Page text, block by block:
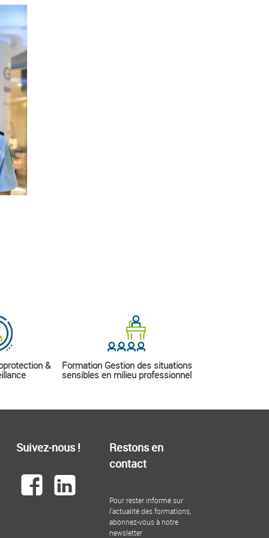
&
Formation Gestion des situations
sensibles en milieu professionnel
Suivez-nous !
Restons en
contact
Pour rester informé sur
l'actualité des formations,
abonnez-vous à notre
newsletter